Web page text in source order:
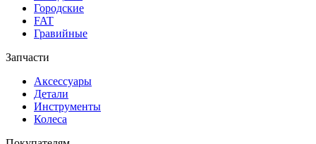
Городские
FAT
Гравийные
Запчасти
Аксессуары
Детали
Инструменты
Колеса